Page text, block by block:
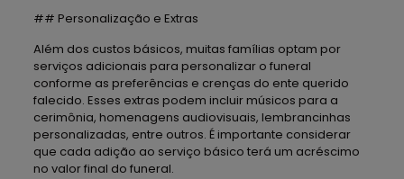
## Personalização e Extras
Além dos custos básicos, muitas famílias optam por
serviços adicionais para personalizar o funeral
conforme as preferências e crenças do ente querido
falecido. Esses extras podem incluir músicos para a
cerimônia, homenagens audiovisuais, lembrancinhas
personalizadas, entre outros. É importante considerar
que cada adição ao serviço básico terá um acréscimo
no valor final do funeral.